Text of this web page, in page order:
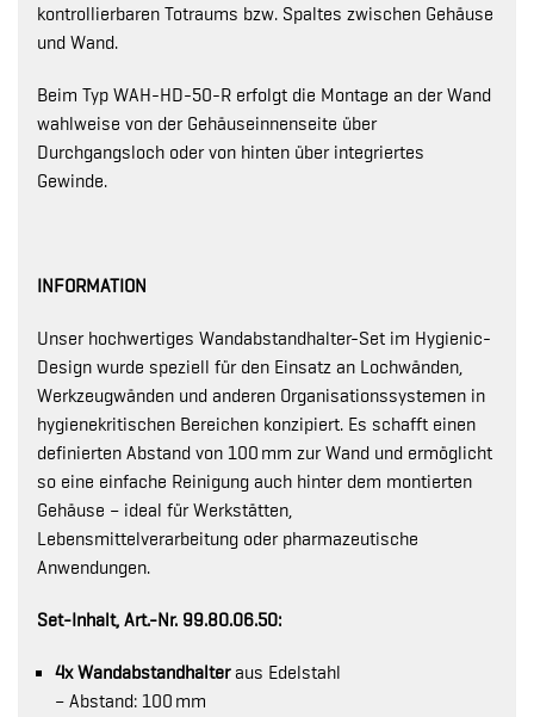
kontrollierbaren Totraums bzw. Spaltes zwischen Gehäuse
und Wand.
Beim Typ WAH-HD-50-R erfolgt die Montage an der Wand
wahlweise von der Gehäuseinnenseite über
Durchgangsloch oder von hinten über integriertes
Gewinde.
INFORMATION
Unser hochwertiges Wandabstandhalter-Set im Hygienic-
Design wurde speziell für den Einsatz an Lochwänden,
Werkzeugwänden und anderen Organisationssystemen in
hygienekritischen Bereichen konzipiert. Es schafft einen
definierten Abstand von 100 mm zur Wand und ermöglicht
so eine einfache Reinigung auch hinter dem montierten
Gehäuse – ideal für Werkstätten,
Lebensmittelverarbeitung oder pharmazeutische
Anwendungen.
Set-Inhalt, Art.-Nr. 99.80.06.50:
4x Wandabstandhalteraus Edelstahl
– Abstand: 100 mm